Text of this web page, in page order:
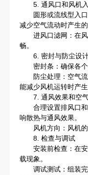
5. 通风口和风机入
圆形或流线型入口
减少空气流动时产生的
进风口滤网：在风
畅。
6. 密封与防尘设
密封条：确保各个
防尘处理：空气流
能减少风机运转时产生
7. 通风效果和空气
合理设置排风口和
响散热与通风效果。
风机方向：风机的
8. 检查与调试
安装前检查：在安
载现象。
调试测试：组装完